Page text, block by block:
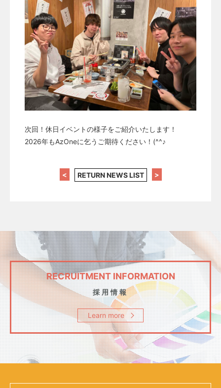
次回！休日イベントの様子をご紹介いたします！
2026年もAzOneに乞うご期待ください！(^^♪
< RETURN NEWS LIST >
RECRUITMENT INFORMATION
採用情報
Learn more